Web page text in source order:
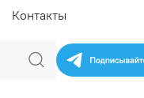
Контакты